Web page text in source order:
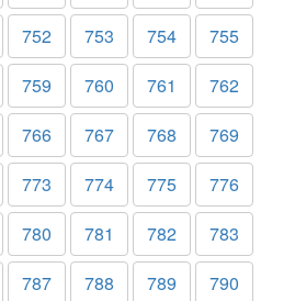
752 753 754
755
759 760 761
762
766 767 768
769
773 774 775
776
780 781 782
783
787 788 789
790